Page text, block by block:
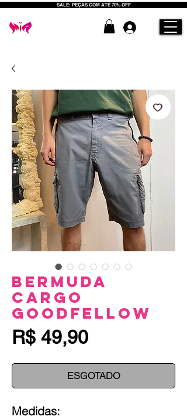
SALE: PEÇAS COM ATÉ 70% OFF
Bermuda
Cargo
Goodfellow
R$ 49,90Preço
ESGOTADO
Medidas: